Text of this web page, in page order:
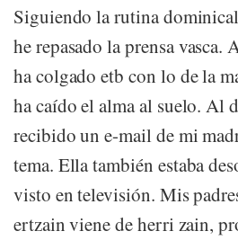
Siguiendo la rutina
he repasado la prensa vasca.
ha colgado etb con lo de la
ha caído el alma al suelo. Al
recibido un e-mail de mi
tema. Ella también estaba
visto en televisión. Mis
ertzain viene de herri zain,